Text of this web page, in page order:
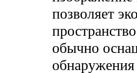
позволяет
обычно